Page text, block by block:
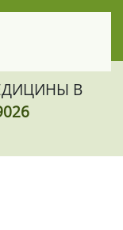
В